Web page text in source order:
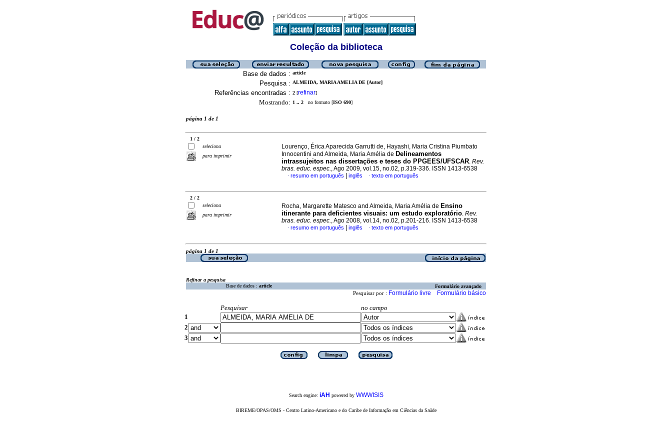
Coleção da biblioteca
Base de dados : article
Pesquisa : ALMEIDA, MARIA AMELIA DE [Autor]
Referências encontradas : 2 [refinar]
Mostrando: 1 .. 2 no formato [ISO 690]
página 1 de 1
1 / 2
seleciona
para imprimir
Lourenço, Érica Aparecida Garrutti de, Hayashi, Maria Cristina Piumbato
Innocentini and Almeida, Maria Amélia de Delineamentos
intrassujeitos nas dissertações e teses do PPGEES/UFSCAR. Rev.
bras. educ. espec., Ago 2009, vol.15, no.02, p.319-336. ISSN 1413-6538
· resumo em português inglês · texto em português
2 / 2
seleciona
para imprimir
Rocha, Margarette Matesco and Almeida, Maria Amélia de Ensino
itinerante para deficientes visuais: um estudo exploratório. Rev.
bras. educ. espec., Ago 2008, vol.14, no.02, p.201-216. ISSN 1413-6538
· resumo em português inglês · texto em português
página 1 de 1
Refinar a pesquisa
Base de dados : article Formulário avançado
Pesquisar por : Formulário livre Formulário básico
Pesquisar
no campo
1
2
3
Search engine: iAH powered by WWWISIS
BIREME/OPAS/OMS - Centro Latino-Americano e do Caribe de Informação em Ciências da Saúde